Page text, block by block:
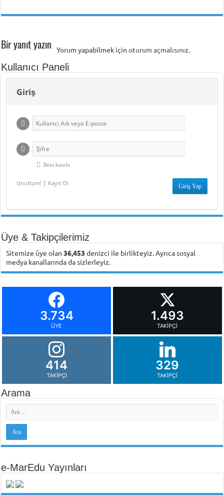
Bir yanıt yazın Yorum yapabilmek içinoturum açmalısınız.
Kullanıcı Paneli
Giriş
Beni hatırla
Unuttum! | Kayıt Ol
Üye & Takipçilerimiz
Sitemize üye olan36,453 denizci ile birlikteyiz. Ayrıca sosyal
medya kanallarında da sizlerleyiz.
3.734
ÜYE
1.493
TAKIPÇI
414
TAKIPÇI
329
TAKIPÇI
Arama
e-MarEdu Yayınları